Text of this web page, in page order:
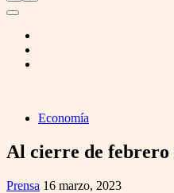
Economía
Al cierre de febrero
Prensa 16 marzo, 2023